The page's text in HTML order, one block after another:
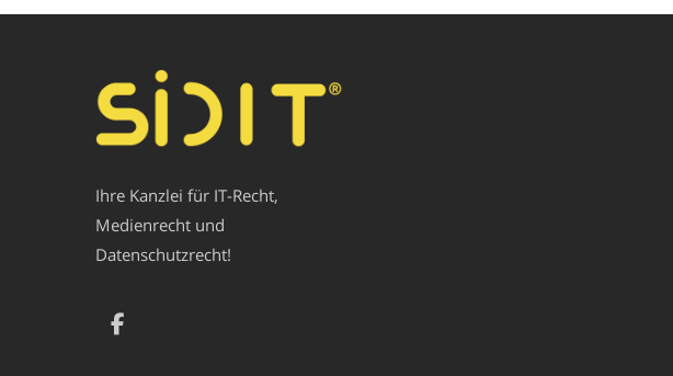
Ihre Kanzlei für IT-Recht,
Medienrecht und
Datenschutzrecht!